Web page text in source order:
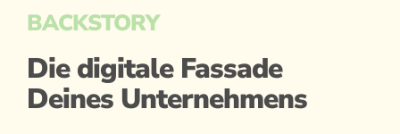
BACKSTORY
Die digitale Fassade
Deines Unternehmens